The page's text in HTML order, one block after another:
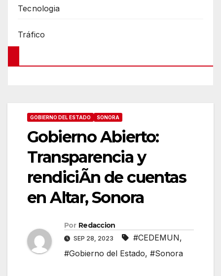
Tecnologia
Tráfico
GOBIERNO DEL ESTADO SONORA
Gobierno Abierto:
Transparencia y
rendiciÃn de cuentas
en Altar, Sonora
Por Redaccion
SEP 28, 2023 #CEDEMUN,
#Gobierno del Estado, #Sonora